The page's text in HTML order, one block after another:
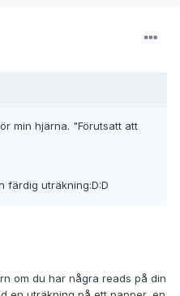
min hjärna. "Förutsatt att
färdig uträkning:D:D
om du har några reads på din